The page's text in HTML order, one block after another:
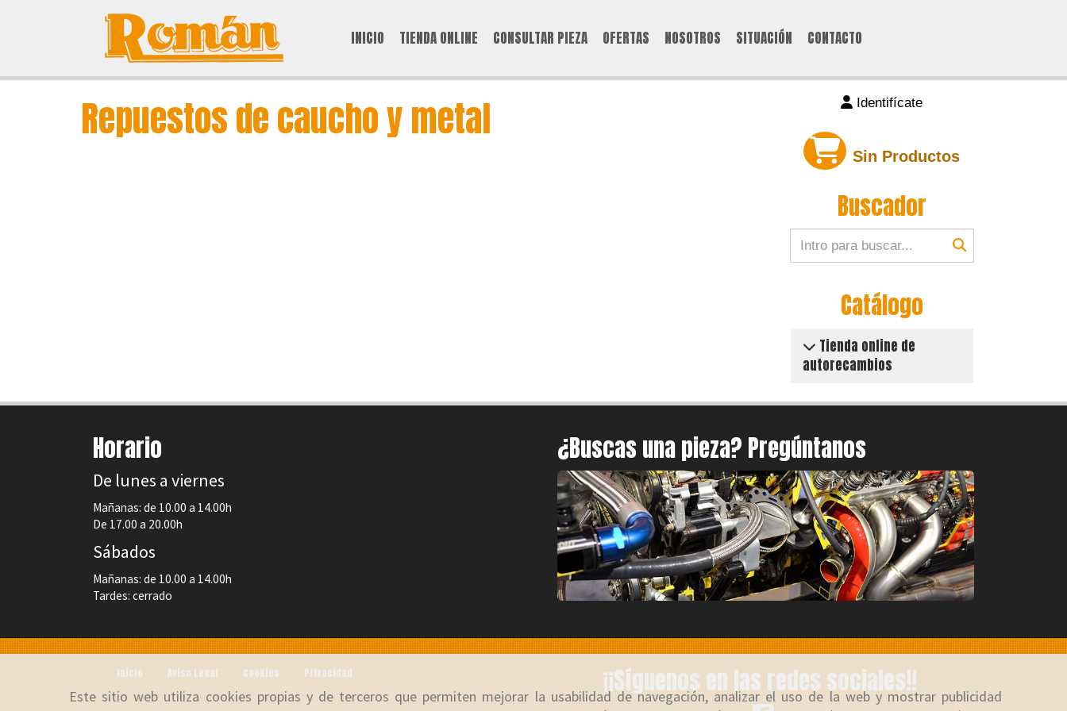
Este sitio web utiliza cookies propias y de terceros que permiten mejorar la usabilidad de navegación, analizar el uso de la web y mostrar publicidad
INICIO TIENDA ONLINE CONSULTAR PIEZA OFERTAS NOSOTROS SITUACIÓN CONTACTO
Repuestos de caucho y metal Identifícate
Sin Productos
Buscador
Catálogo
Tienda online de
autorecambios
Horario
De lunes a viernes
Mañanas: de 10.00 a 14.00h
De 17.00 a 20.00h
Sábados
Mañanas: de 10.00 a 14.00h
Tardes: cerrado
¿Buscas una pieza? Pregúntanos
Inicio Aviso Legal Cookies Privacidad ¡¡Síguenos en las redes sociales!!